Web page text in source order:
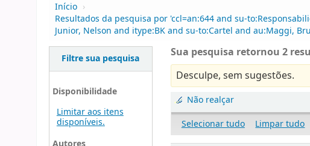
Início ›
Resultados da pesquisa por 'ccl=an:644 and su-
Junior, Nelson and itype:BK and su-to:Cartel and au:Maggi,
Filtre sua pesquisa
Disponibilidade
Limitar aos itens
disponíveis.
Sua pesquisa retornou 2
Desculpe, sem sugestões.
Não realçar
Selecionar tudo
Limpar tudo